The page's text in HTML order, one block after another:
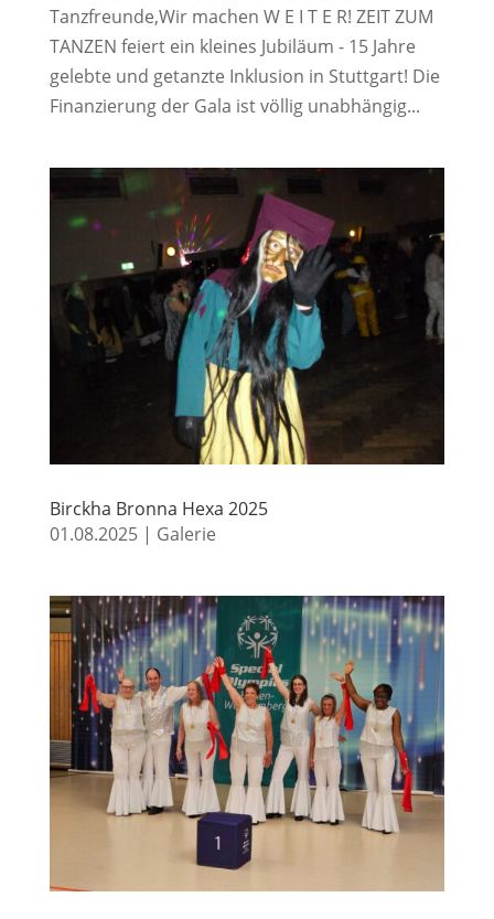
Tanzfreunde,Wir machen W E I T E R! ZEIT ZUM
TANZEN feiert ein kleines Jubiläum - 15 Jahre
gelebte und getanzte Inklusion in Stuttgart! Die
Finanzierung der Gala ist völlig unabhängig...
Birckha Bronna Hexa 2025
01.08.2025| Galerie